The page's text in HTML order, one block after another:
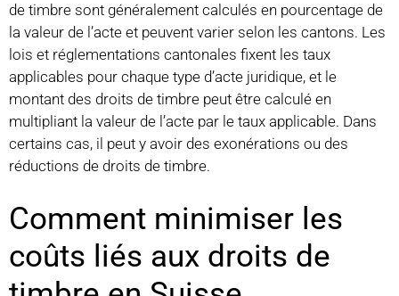
de timbre sont généralement calculés en pourcentage de
la valeur de l’acte et peuvent varier selon les cantons. Les
lois et réglementations cantonales fixent les taux
applicables pour chaque type d’acte juridique, et le
montant des droits de timbre peut être calculé en
multipliant la valeur de l’acte par le taux applicable. Dans
certains cas, il peut y avoir des exonérations ou des
réductions de droits de timbre.
Comment minimiser les
coûts liés aux droits de